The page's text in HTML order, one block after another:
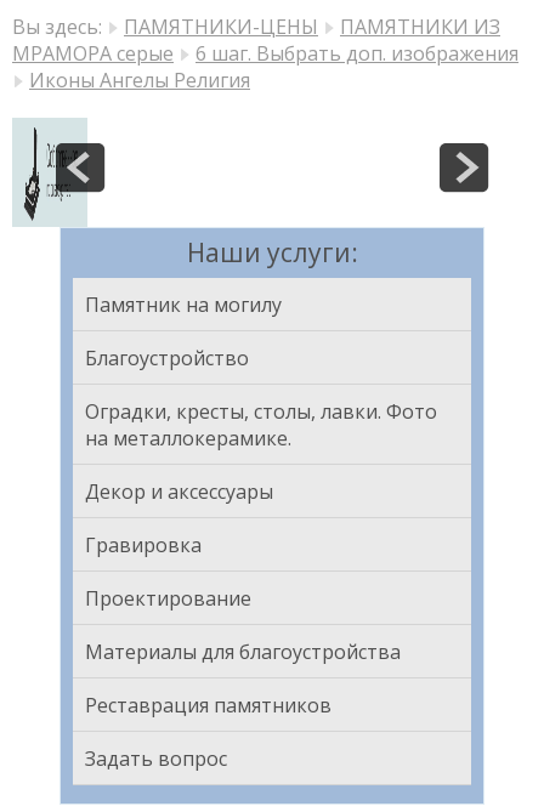
Вы здесь: ПАМЯТНИКИ-ЦЕНЫ
ПАМЯТНИКИ ИЗ
МРАМОРА серые
6 шаг. Выбрать доп. изображения
Иконы Ангелы Религия
Наши услуги:
Памятник на могилу
Благоустройство
Оградки, кресты, столы, лавки. Фото
на металлокерамике.
Декор и аксессуары
Гравировка
Проектирование
Материалы для благоустройства
Реставрация памятников
Задать вопрос